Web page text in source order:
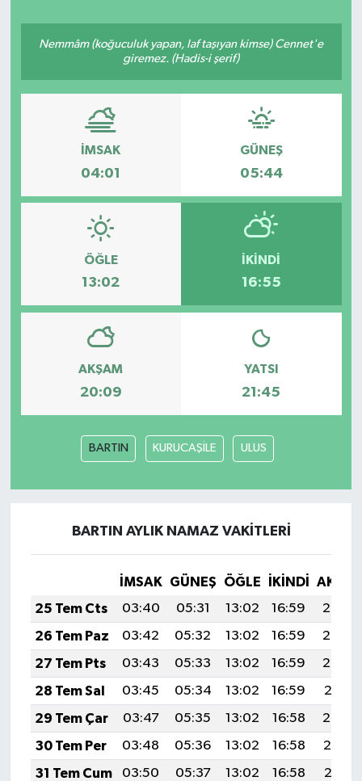
Nemmâm (koğuculuk yapan, laf taşıyan kimse) Cennet'e
giremez. (Hadis-i şerif)
İMSAK
04:01
GÜNEŞ
05:44
ÖĞLE
13:02
İKINDI
16:55
AKŞAM
20:09
YATSI
21:45
BARTIN KURUCAŞİLE ULUS
BARTIN AYLIK NAMAZ VAKITLERI
İMSAK GÜNEŞ ÖĞLE İKINDI
25 Tem Cts
03:40 05:31 13:02 16:59
20:23
26 Tem Paz
03:42 05:32 13:02 16:59
20:23
27 Tem Pts
03:43 05:33 13:02 16:59
20:22
28 Tem Sal
03:45 05:34 13:02 16:59
20:21
29 Tem Çar
03:47 05:35 13:02 16:58
20:20
30 Tem Per
03:48 05:36 13:02 16:58
20:19
31 Tem Cum
03:50 05:37 13:02 16:58
20:17
Gündem
Gurme
İlçe Haberleri
Keşfet
Magazin
Resmi İlanlar
Seri İlan
Sokak Hayvanlarını Sahiplendirme
Sonsöz Özel
Spor
Yaşam